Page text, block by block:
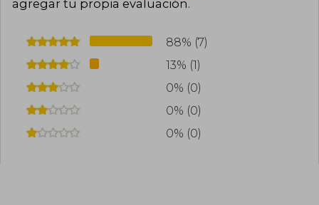
agregar tu propia evaluación.
88% (7)
13% (1)
0% (0)
0% (0)
0% (0)